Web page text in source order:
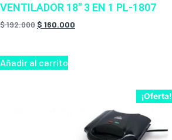
VENTILADOR 18″ 3 EN 1 PL-1807
$192.000 $ 160.000
Añadir al carrito
¡Oferta!